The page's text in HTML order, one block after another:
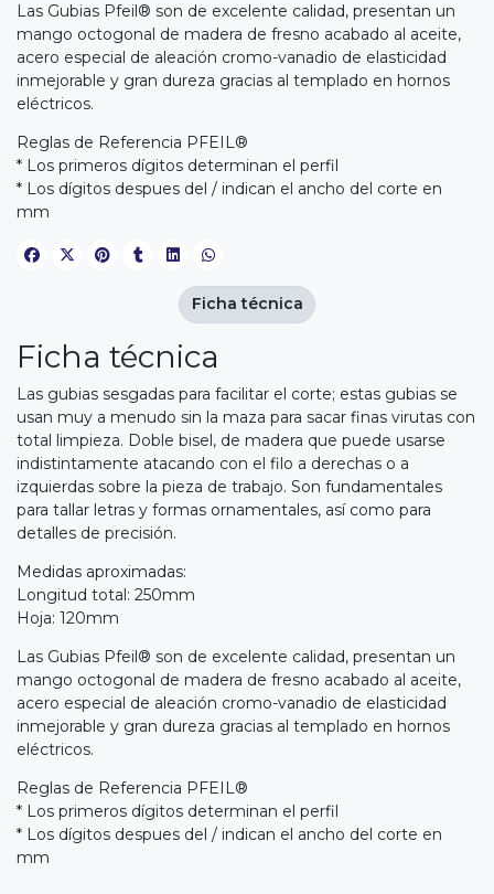
Las Gubias Pfeil® son de excelente calidad, presentan un
mango octogonal de madera de fresno acabado al aceite,
acero especial de aleación cromo-vanadio de elasticidad
inmejorable y gran dureza gracias al templado en hornos
eléctricos.
Reglas de Referencia PFEIL®
* Los primeros dígitos determinan el perfil
* Los dígitos despues del / indican el ancho del corte en
mm
Ficha técnica
Las gubias sesgadas para facilitar el corte; estas gubias se
usan muy a menudo sin la maza para sacar finas virutas con
total limpieza. Doble bisel, de madera que puede usarse
indistintamente atacando con el filo a derechas o a
izquierdas sobre la pieza de trabajo. Son fundamentales
para tallar letras y formas ornamentales, así como para
detalles de precisión.
Medidas aproximadas:
Longitud total: 250mm
Hoja: 120mm
Las Gubias Pfeil® son de excelente calidad, presentan un
mango octogonal de madera de fresno acabado al aceite,
acero especial de aleación cromo-vanadio de elasticidad
inmejorable y gran dureza gracias al templado en hornos
eléctricos.
Reglas de Referencia PFEIL®
* Los primeros dígitos determinan el perfil
* Los dígitos despues del / indican el ancho del corte en
mm
Ficha técnica